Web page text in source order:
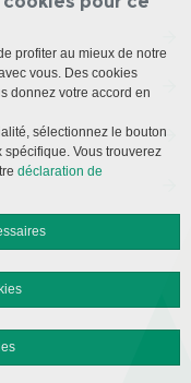
profiter au mieux de notre
vous. Des cookies
donnez votre accord en
sélectionnez le bouton
Vous trouverez
déclaration de